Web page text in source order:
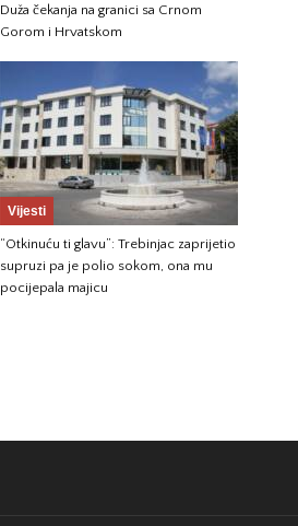
Duža čekanja na granici sa Crnom
Gorom i Hrvatskom
Vijesti
“Otkinuću ti glavu”: Trebinjac zaprijetio
supruzi pa je polio sokom, ona mu
pocijepala majicu